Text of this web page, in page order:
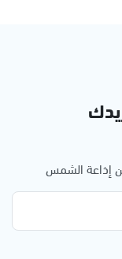
إذاعة الشمس